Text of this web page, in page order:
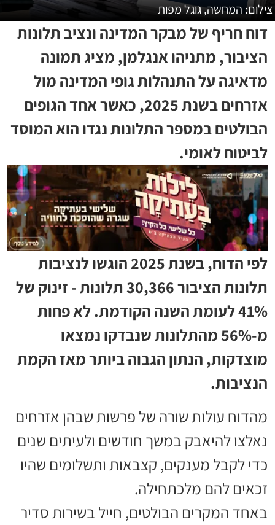
צילום: המחשה, גוגל מפות
דוח חריף של מבקר המדינה ונציב תלונות
הציבור, מתניהו אנגלמן, מציג תמונה
מדאיגה על התנהלות גופי המדינה מול
אזרחים בשנת 2025, כאשר אחד הגופים
הבולטים במספר התלונות נגדו הוא המוסד
לביטוח לאומי.
לפי הדוח, בשנת 2025 הוגשו לנציבות
תלונות הציבור 30,366 תלונות - זינוק של
41% לעומת השנה הקודמת. לא פחות
מ-56% מהתלונות שנבדקו נמצאו
מוצדקות, הנתון הגבוה ביותר מאז הקמת
הנציבות.
מהדוח עולות שורה של פרשות שבהן אזרחים
נאלצו להיאבק במשך חודשים ולעיתים שנים
כדי לקבל מענקים, קצבאות ותשלומים שהיו
זכאים להם מלכתחילה.
באחד המקרים הבולטים, חייל בשירות סדיר